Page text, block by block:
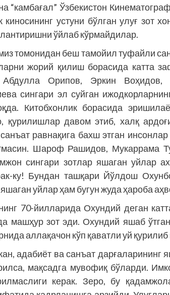
“камбағал” Ўзбекистон
киносининг устуни бўлган улуғ зот
ўйлаб кўрмайдилар.
томонидан беш тамойил туфайли
жорий қилиш борасида катта
Орипов, Эркин
сингари эл суйган
Китобхонлик борасида
қурилишлар давом этиб, халқ
равнақига бахш этган
Шароф Рашидов, Мукаррама
сингари зотлар яшаган уйлар
ку! Бундан ташқари Йўлдош
уйлар ҳам бугун жуда ҳароба
70-йилларида Охундий деган
машҳур зот эди. Охундий яшаб
аллақачон кўп қаватли уй қурилиб
адабиёт ва санъат дарғаларининг
мақсадга мувофиқ бўларди.
керак. Зеро, бу